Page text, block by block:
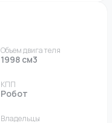
Объем двигателя
1998 см3
КПП
Робот
Владельцы